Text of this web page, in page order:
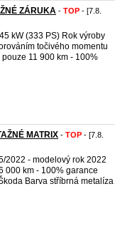
ZÁRUKA - TOP - [7.8.
kW (333 PS) Rok výroby
točivého momentu
pouze 11 900 km - 100%
MATRIX - TOP - [7.8.
2022 - modelový rok 2022
000 km - 100% garance
Barva stříbrná metalíza